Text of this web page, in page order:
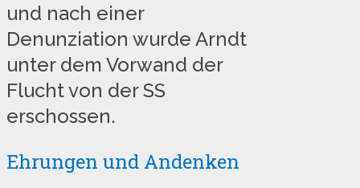
und nach einer
Denunziation wurde Arndt
unter dem Vorwand der
Flucht von der SS
erschossen.
Ehrungen und Andenken